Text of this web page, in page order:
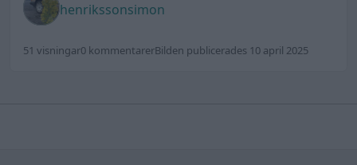
henrikssonsimon
51 visningar0 kommentarerBilden publicerades 10 april 2025